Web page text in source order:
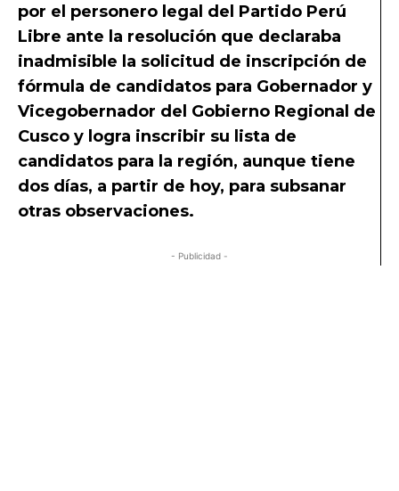
por el personero legal del Partido Perú
Libre ante la resolución que declaraba
inadmisible la solicitud de inscripción de
fórmula de candidatos para Gobernador y
Vicegobernador del Gobierno Regional de
Cusco y logra inscribir su lista de
candidatos para la región, aunque tiene
dos días, a partir de hoy, para subsanar
otras observaciones.
- Publicidad -